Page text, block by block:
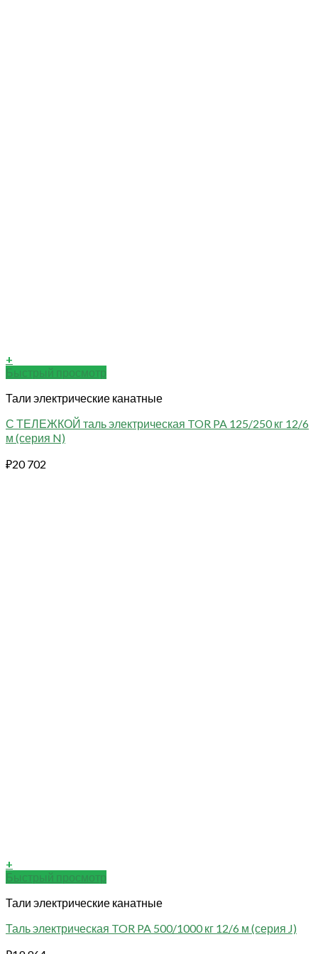
+
Быстрый просмотр
Тали электрические канатные
С ТЕЛЕЖКОЙ таль электрическая TOR PA 125/250 кг 12/6
м (серия N)
₽20 702
+
Быстрый просмотр
Тали электрические канатные
Таль электрическая TOR PA 500/1000 кг 12/6 м (серия J)